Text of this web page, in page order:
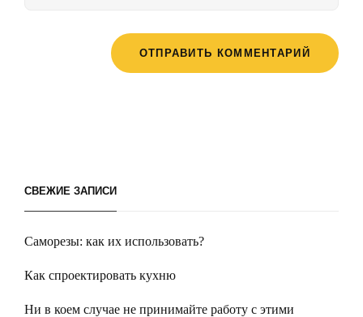
СВЕЖИЕ ЗАПИСИ
Саморезы: как их использовать?
Как спроектировать кухню
Ни в коем случае не принимайте работу с этими